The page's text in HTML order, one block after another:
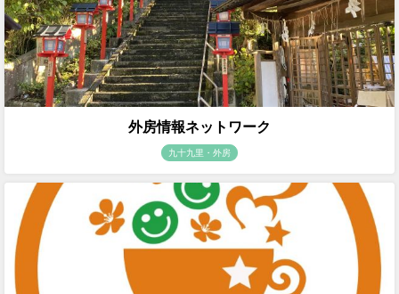
外房情報ネットワーク
九十九里・外房